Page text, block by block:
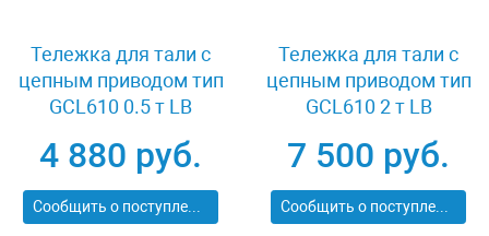
Тележка для тали с
цепным приводом тип
GCL610 0.5 т LB
4 880 руб.
Сообщить о поступлении
Тележка для тали с
цепным приводом тип
GCL610 2 т LB
7 500 руб.
Сообщить о поступлении